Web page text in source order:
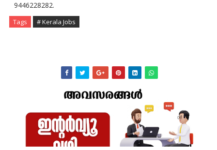
9446228282.
Tags # Kerala Jobs